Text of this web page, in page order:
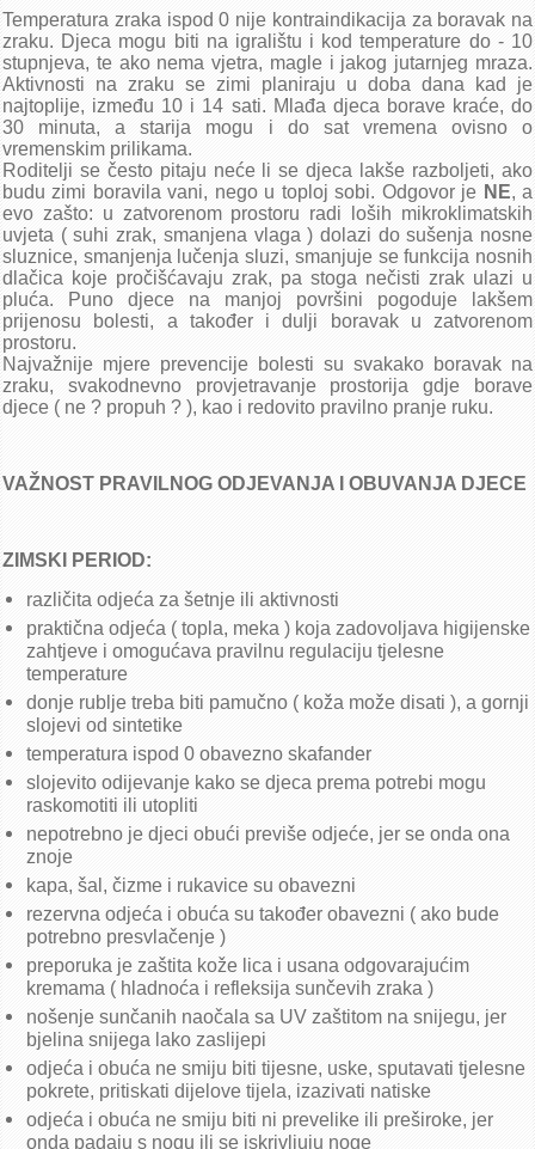
Zaključci sa 42. sjednice UV-a (15.10.2024.)
Poziv za 42. sjednicu UV-a (15.10.2024.)
srpanj - rujan
Zaključci sa 41. sjednice UV-a (27.9.2024.)
Poziv za 41. sjednicu UV-a (27.9.2024.)
Zaključci sa 40. sjednice UV-a (3.9.2024.)
Poziv za 40. sjednicu UV-a (3.9.2024.)
Zaključci sa 39. sjednice UV-a (23.7.2024.)
Poziv za 39. sjednicu UV-a (23.7.2024.)
travanj - lipanj
Zaključci sa 38. sjednice UV-a (25.6.2024.)
Poziv za 38. sjednicu UV-a (25.6.2024.)
Zaključci sa 37. sjednice UV-a (11.6.2024.)
Poziv za 37. sjednicu UV-a (11.6.2024.)
siječanj - ožujak
Poziv za 35. sjednicu UV-a (26.3.2024.)
Poziv za 34. sjednicu UV-a (20.2.2024.)
Zaključci sa 33. sjednice UV-a (30.1.2024.)
Poziv za 33. sjednicu UV-a (30.1.2024.)
Sjednice u 2023.
listopad - prosinac
Zaključci sa 32. sjednice UV-a (20.12.2023.)
Poziv za 32. sjednicu UV-a (20.12.2023.)
Zaključci sa 31. sjednice UV-a (14.11.2023.)
Poziv za 31. sjednicu UV-a (14.11.2023.)
Zaključci sa 30. sjednice UV-a (17.10.2023.)
Poziv za 30. sjednicu UV-a (17.10.2023.)
srpanj - rujan
Zaključci sa 29. sjednice UV-a (27.9.2023.)
Poziv za 29. sjednicu UV-a (27.9.2023.)
Zaključci sa 28. sjednice UV-a (7.9.2023.)
Poziv za 28. sjednicu UV-a (7.9.2023.)
Zaključci sa 27. sjednice UV-a (22.8.2023.)
Poziv za 27. sjednicu UV-a (22.8.2023.)
Zaključci sa 26. sjednice UV-a (19.7.2023.)
Temperatura zraka ispod 0 nije kontraindikacija za boravak na
zraku. Djeca mogu biti na igralištu i kod temperature do - 10
stupnjeva, te ako nema vjetra, magle i jakog jutarnjeg mraza.
Aktivnosti na zraku se zimi planiraju u doba dana kad je
najtoplije, između 10 i 14 sati. Mlađa djeca borave kraće, do
30 minuta, a starija mogu i do sat vremena ovisno o
vremenskim prilikama.
Roditelji se često pitaju neće li se djeca lakše razboljeti, ako
budu zimi boravila vani, nego u toploj sobi. Odgovor je NE, a
evo zašto: u zatvorenom prostoru radi loših mikroklimatskih
uvjeta ( suhi zrak, smanjena vlaga ) dolazi do sušenja nosne
sluznice, smanjenja lučenja sluzi, smanjuje se funkcija nosnih
dlačica koje pročišćavaju zrak, pa stoga nečisti zrak ulazi u
pluća. Puno djece na manjoj površini pogoduje lakšem
prijenosu bolesti, a također i dulji boravak u zatvorenom
prostoru.
Najvažnije mjere prevencije bolesti su svakako boravak na
zraku, svakodnevno provjetravanje prostorija gdje borave
djece ( ne ? propuh ? ), kao i redovito pravilno pranje ruku.
VAŽNOST PRAVILNOG ODJEVANJA I OBUVANJA DJECE
ZIMSKI PERIOD:
različita odjeća za šetnje ili aktivnosti
praktična odjeća ( topla, meka ) koja zadovoljava higijenske
zahtjeve i omogućava pravilnu regulaciju tjelesne
temperature
donje rublje treba biti pamučno ( koža može disati ), a gornji
slojevi od sintetike
temperatura ispod 0 obavezno skafander
slojevito odijevanje kako se djeca prema potrebi mogu
raskomotiti ili utopliti
nepotrebno je djeci obući previše odjeće, jer se onda ona
znoje
kapa, šal, čizme i rukavice su obavezni
rezervna odjeća i obuća su također obavezni ( ako bude
potrebno presvlačenje )
preporuka je zaštita kože lica i usana odgovarajućim
kremama ( hladnoća i refleksija sunčevih zraka )
nošenje sunčanih naočala sa UV zaštitom na snijegu, jer
bjelina snijega lako zaslijepi
odjeća i obuća ne smiju biti tijesne, uske, sputavati tjelesne
pokrete, pritiskati dijelove tijela, izazivati natiske
odjeća i obuća ne smiju biti ni prevelike ili preširoke, jer
onda padaju s nogu ili se iskrivljuju noge